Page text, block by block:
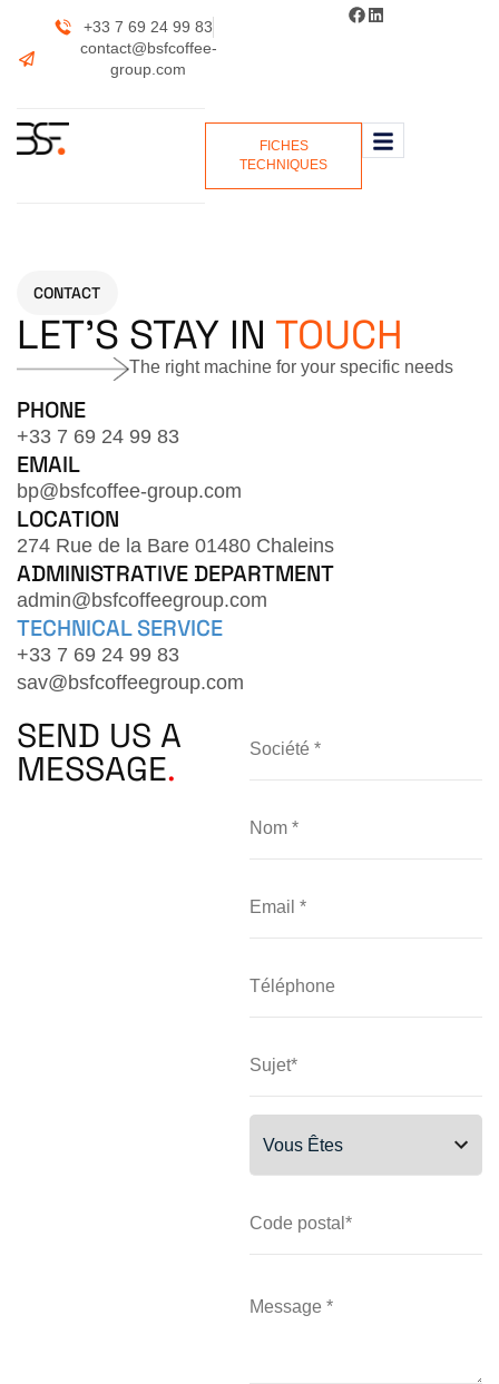
+33 7 69 24 99 83
contact@bsfcoffee-
group.com
FICHES
TECHNIQUES
CONTACT
LET'S STAY IN TOUCH
The right machine for your specific needs
PHONE
+33 7 69 24 99 83
EMAIL
bp@bsfcoffee-group.com
LOCATION
274 Rue de la Bare 01480 Chaleins
ADMINISTRATIVE DEPARTMENT
admin@bsfcoffeegroup.com
TECHNICAL SERVICE
+33 7 69 24 99 83
sav@bsfcoffeegroup.com
SEND US A
MESSAGE.